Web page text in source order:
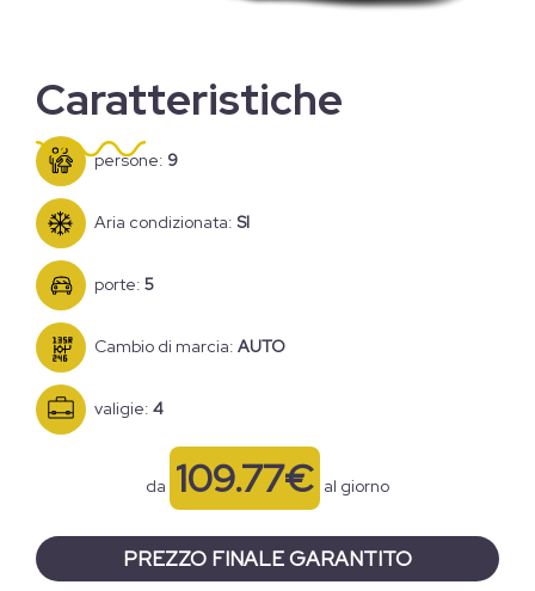
Caratteristiche
persone: 9
Aria condizionata: SI
porte: 5
Cambio di marcia: AUTO
valigie: 4
da 109.77€ al giorno
PREZZO FINALE GARANTITO